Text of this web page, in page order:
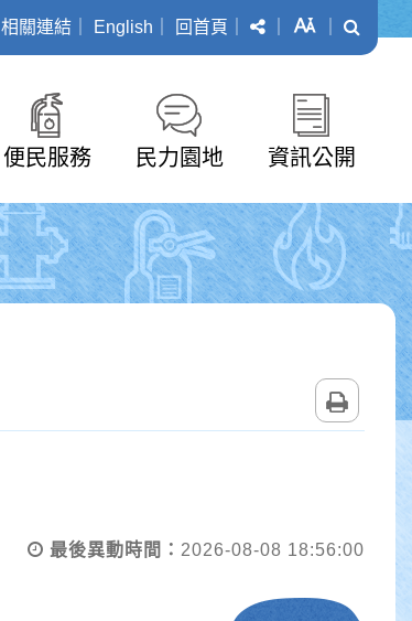
相關連結 English 回首頁 分享 字級
便民服務 民力園地 資訊公開
最後異動時間： 2026-08-08 18:56:00